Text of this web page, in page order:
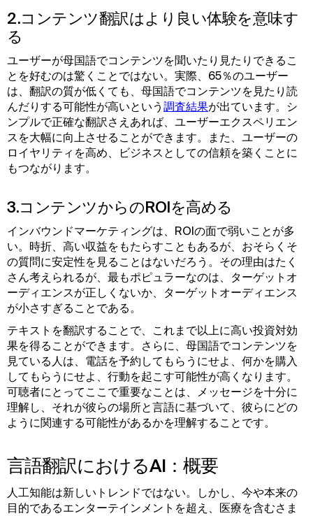
2.コンテンツ翻訳はより良い体験を意味す
る
ユーザーが母国語でコンテンツを聞いたり見たりできるこ
とを好むのは驚くことではない。実際、65％のユーザー
は、翻訳の質が低くても、母国語でコンテンツを見たり読
んだりする可能性が高いという 調査結果が出ています。シ
ンプルで正確な翻訳さえあれば、ユーザーエクスペリエン
スを大幅に向上させることができます。また、ユーザーの
ロイヤリティを高め、ビジネスとしての信頼を築くことに
もつながります。
3.コンテンツからのROIを高める
インバウンドマーケティングは、ROIの面で弱いことが多
い。時折、高い収益をもたらすこともあるが、おそらくそ
の質問に安定性を見ることはないだろう。その理由はたく
さん考えられるが、最もポピュラーなのは、ターゲットオ
ーディエンスが正しくないか、ターゲットオーディエンス
が小さすぎることである。
テキストを翻訳することで、これまで以上に高い投資対効
果を得ることができます。さらに、母国語でコンテンツを
見ている人は、電話を予約してもらうにせよ、何かを購入
してもらうにせよ、行動を起こす可能性が高くなります。
可聴者にとってここで重要なことは、メッセージを十分に
理解し、それが彼らの場所と言語に基づいて、彼らにどの
ように関連する可能性があるかを理解することです。
言語翻訳におけるAI：概要
人工知能は新しいトレンドではない。しかし、今や本来の
目的であるエンターテインメントを超え、医療を含むさま